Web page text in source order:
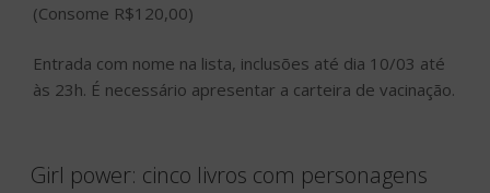
(Consome R$120,00)
Entrada com nome na lista, inclusões até dia 10/03 até
às 23h. É necessário apresentar a carteira de vacinação.
Girl power: cinco livros com personagens